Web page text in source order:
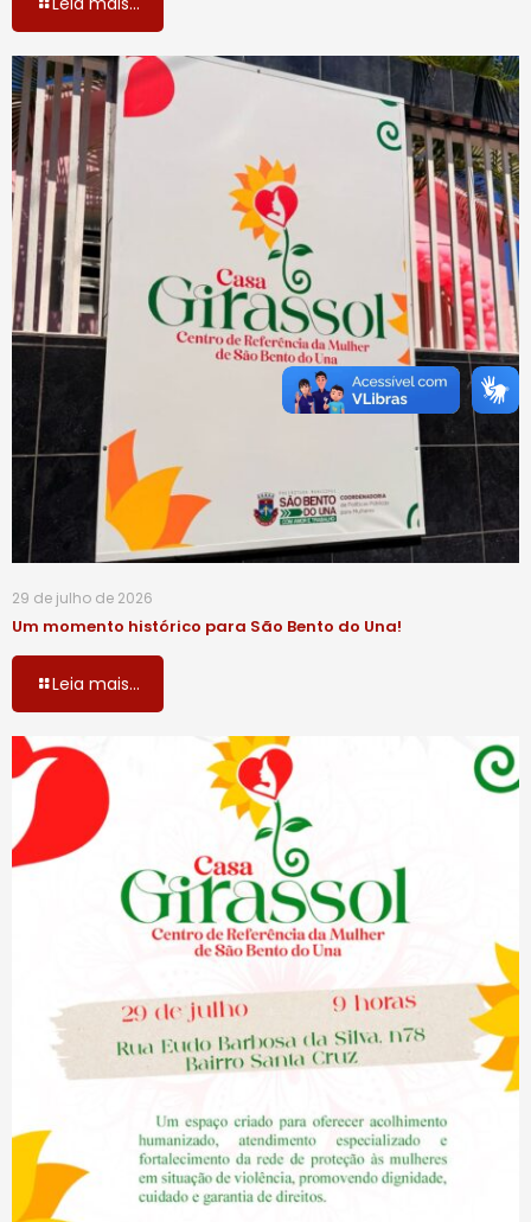
29 de julho de 2026
Um momento histórico para São Bento do Una!
Leia mais...